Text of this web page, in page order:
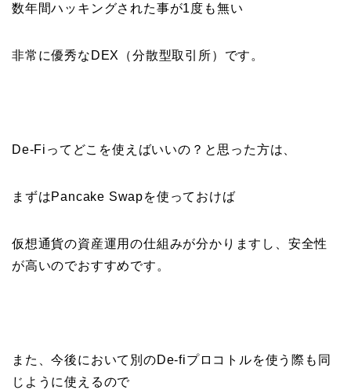
数年間ハッキングされた事が1度も無い
非常に優秀なDEX（分散型取引所）です。
De-Fiってどこを使えばいいの？と思った方は、
まずはPancake Swapを使っておけば
仮想通貨の資産運用の仕組みが分かりますし、安全性
が高いのでおすすめです。
また、今後において別のDe-fiプロコトルを使う際も同
じように使えるので